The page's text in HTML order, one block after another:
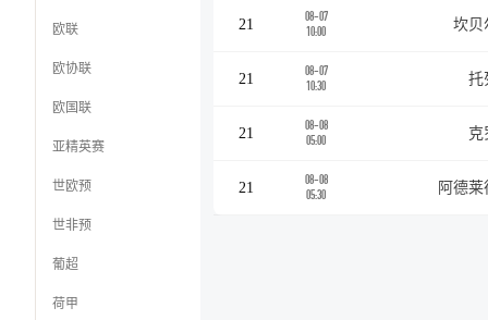
欧联
欧协联
欧国联
亚精英赛
世欧预
世非预
葡超
荷甲
21
08-07
10:00
坎贝
21
08-07
10:30
托
21
08-08
05:00
克
21
08-08
05:30
阿德